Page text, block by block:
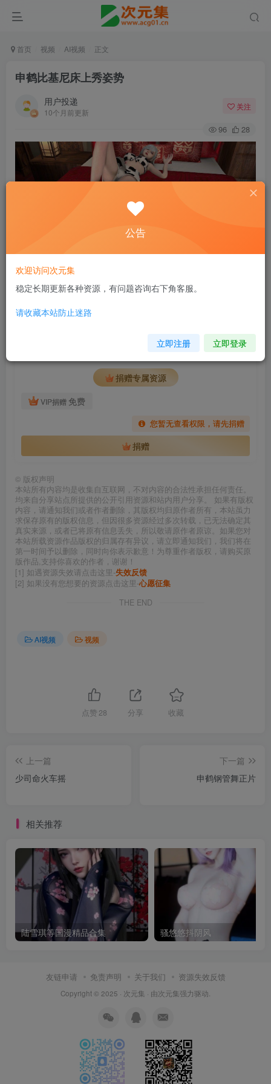
首页 视频 AI视频 正文
申鹤比基尼床上秀姿势
用户投递
10个月前更新
关注
96 28
捐赠专属资源
VIP捐赠 免费
您暂无查看权限，请先捐赠
捐赠
© 版权声明
本站所有内容均是收集自互联网，不对内容的合法性承担任何责任。
均来自分享站点所提供的公开引用资源和站内用户分享。 如果有版权
内容，请通知我们或者作者删除，其版权均归原作者所有，本站虽力
求保存原有的版权信息，但因很多资源经过多次转载，已无法确定其
真实来源，或者已将原有信息丢失，所以敬请原作者原谅。如果您对
本站所载资源作品版权的归属存有异议，请立即通知我们，我们将在
第一时间予以删除，同时向你表示歉意！为尊重作者版权，请购买原
版作品,支持你喜欢的作者，谢谢！
[1] 如遇资源失效请点击这里-失效反馈
[2] 如果没有您想要的资源点击这里-心愿征集
THE END
AI视频 视频
点赞 28 分享 收藏
上一篇
少司命火车摇
下一篇
申鹤钢管舞正片
相关推荐
陆雪琪等国漫精品合集 骚悠悠抖阴风
友链申请 免责声明 关于我们 资源失效反馈
Copyright © 2025 · 次元集 · 由次元集强力驱动.
公告
欢迎访问次元集
稳定长期更新各种资源，有问题咨询右下角客服。
请收藏本站防止迷路
立即注册 立即登录